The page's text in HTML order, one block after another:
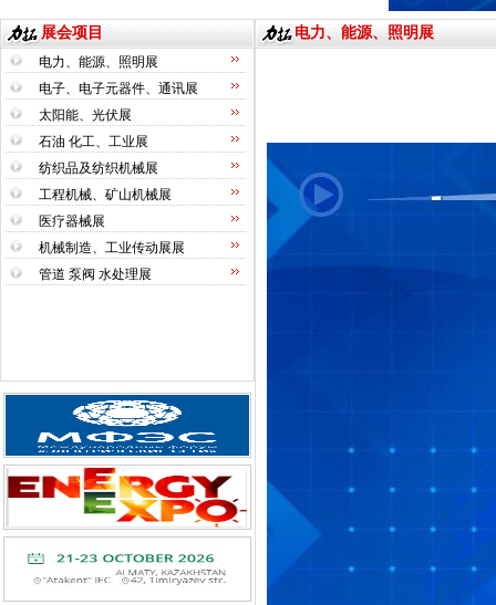
展会项目
电力、能源、照明展
电子、电子元器件、通讯展
太阳能、光伏展
石油 化工、工业展
纺织品及纺织机械展
工程机械、矿山机械展
医疗器械展
机械制造、工业传动展展
管道 泵阀 水处理展
电力、能源、照明展